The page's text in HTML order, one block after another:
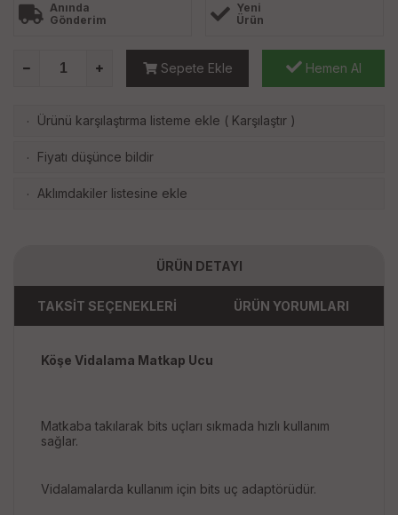
Anında
Gönderim
Yeni
Ürün
Sepete Ekle Hemen Al
· Ürünü karşılaştırma listeme ekle ( Karşılaştır )
· Fiyatı düşünce bildir
· Aklımdakiler listesine ekle
ÜRÜN DETAYI
TAKSİT SEÇENEKLERİ ÜRÜN YORUMLARI
Köşe Vidalama Matkap Ucu
Matkaba takılarak bits uçları sıkmada hızlı kullanım
sağlar.
Vidalamalarda kullanım için bits uç adaptörüdür.